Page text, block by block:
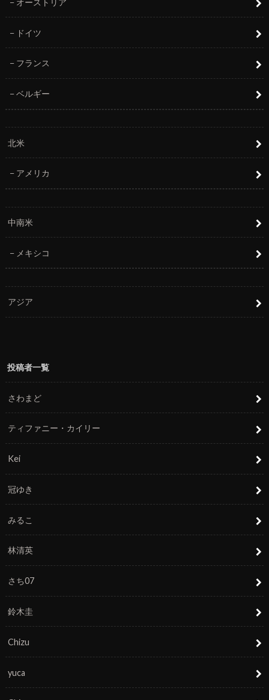
ドイツ
フランス
ベルギー
北米
アメリカ
中南米
メキシコ
アジア
投稿者一覧
さわまど
ティファニー・カイリー
Kei
冠ゆき
みるこ
林清英
さち07
鈴木圭
Chizu
yuca